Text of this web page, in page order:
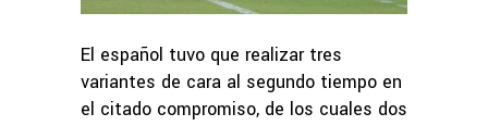
El español tuvo que realizar tres
variantes de cara al segundo tiempo en
el citado compromiso, de los cuales dos